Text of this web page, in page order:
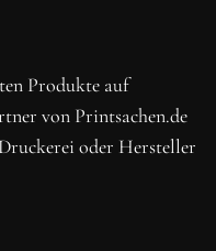
Produkte auf
von Printsachen.de
oder Hersteller